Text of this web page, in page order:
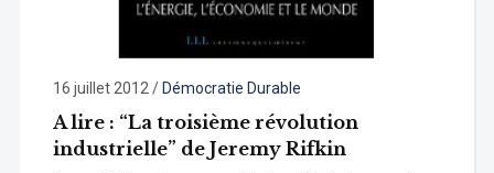
16 juillet 2012 / Démocratie Durable
A lire : “La troisième révolution
industrielle” de Jeremy Rifkin